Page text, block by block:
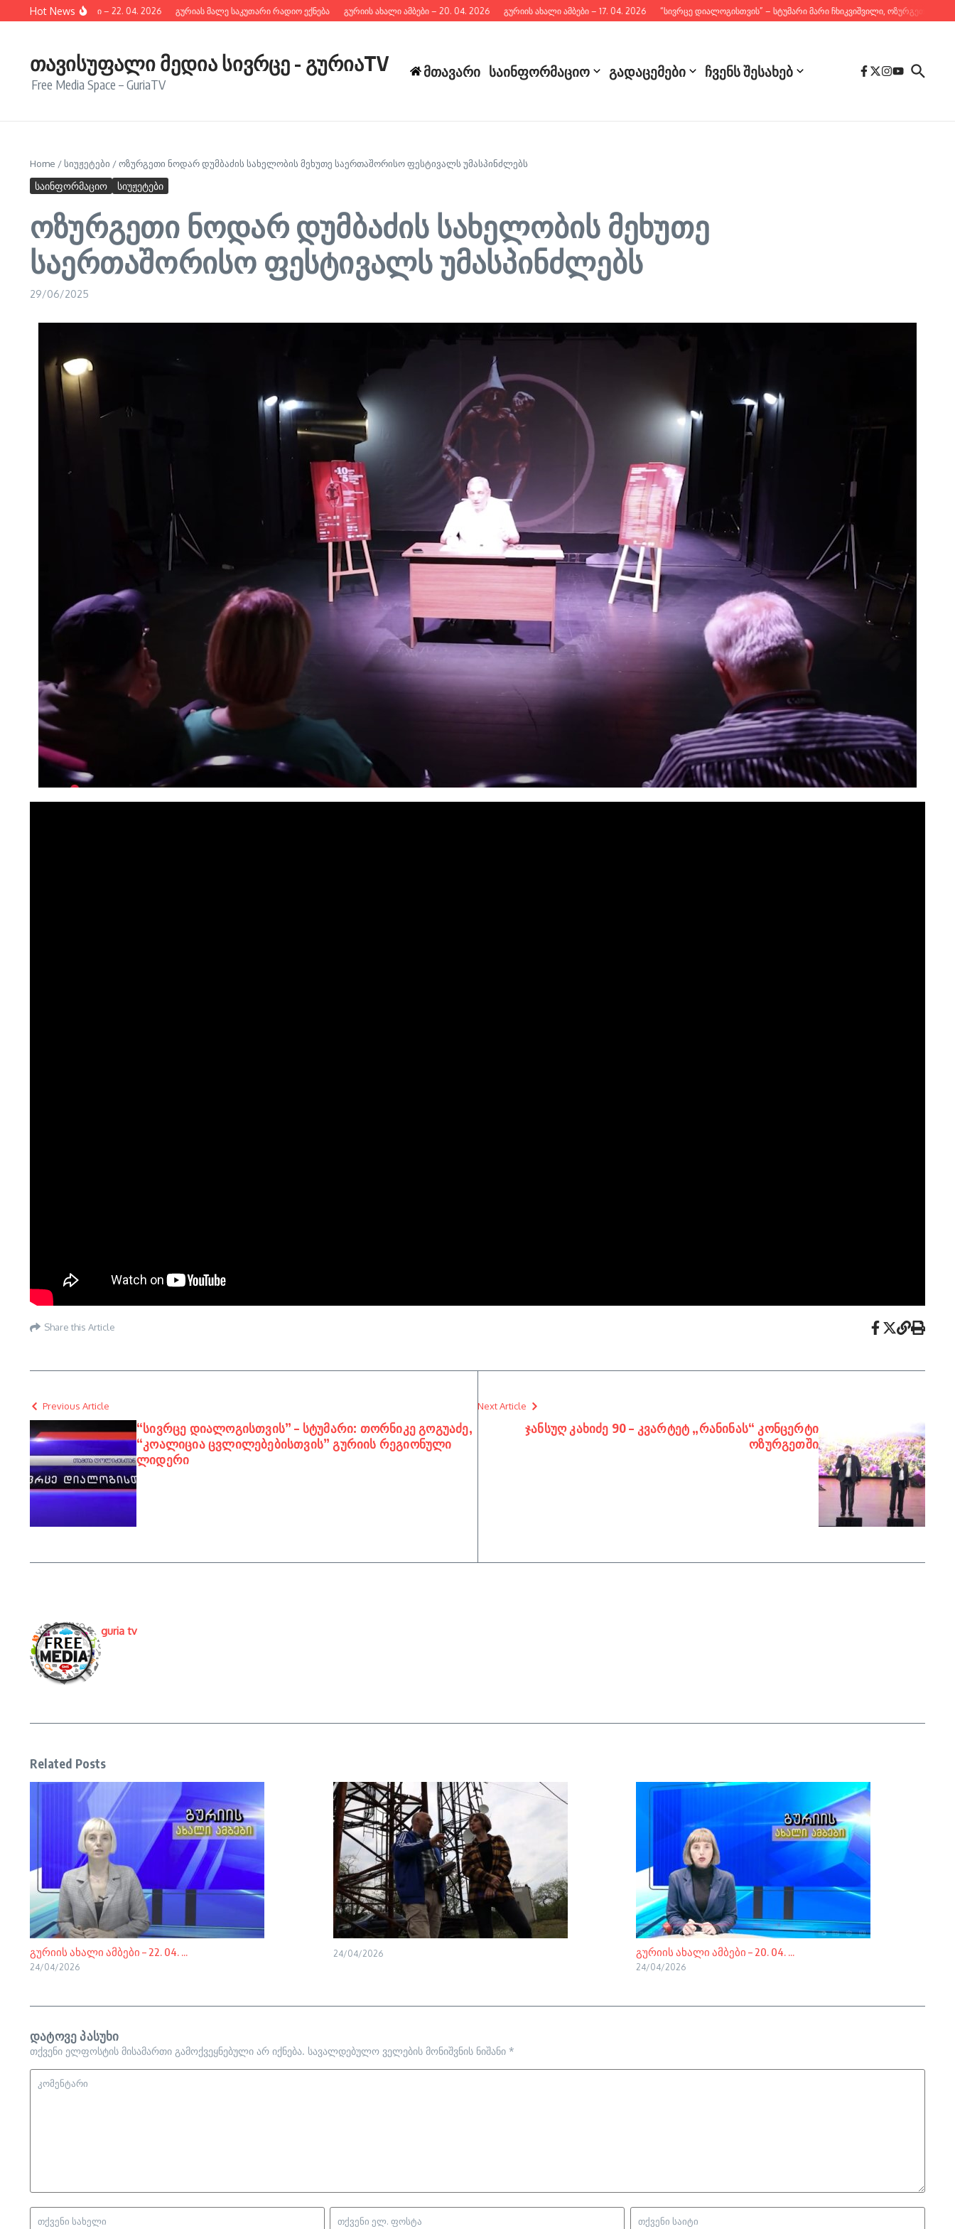
შიგთავსზე გადასვლა
Hot News
ახალი ამბები – 22. 04. 2026 გურიას მალე საკუთარი რადიო ექნება გურიის ახალი ამბები – 20. 04. 2026 გურიის ახალი ამბები – 17. 04. 2026 “სივრცე დიალოგისთვის” – სტუმარი მარი ჩხიკვიშვილი, ოზურგეთის
თავისუფალი მედია სივრცე - გურიაTV
Free Media Space – GuriaTV
მთავარი საინფორმაციო გადაცემები ჩვენს შესახებ
Home /სიუჟეტები /ოზურგეთი ნოდარ დუმბაძის სახელობის მეხუთე საერთაშორისო ფესტივალს უმასპინძლებს
საინფორმაციო სიუჟეტები
ოზურგეთი ნოდარ დუმბაძის სახელობის მეხუთე
საერთაშორისო ფესტივალს უმასპინძლებს
29/06/2025
Share this Article
Previous Article
“სივრცე დიალოგისთვის” – სტუმარი: თორნიკე გოგუაძე,
“კოალიცია ცვლილებებისთვის” გურიის რეგიონული
ლიდერი
Next Article
ჯანსუღ კახიძე 90 – კვარტეტ „რანინას“ კონცერტი
ოზურგეთში
guria tv
Related Posts
გურიის ახალი ამბები – 22. 04. ...
24/04/2026
24/04/2026 გურიის ახალი ამბები – 20. 04. ...
24/04/2026
დატოვე პასუხი
თქვენი ელფოსტის მისამართი გამოქვეყნებული არ იქნება. სავალდებულო ველების მონიშვნის ნიშანი *